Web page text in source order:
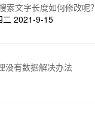
索文字长度如何修改呢？
二 2021-9-15
没有数据解决办法